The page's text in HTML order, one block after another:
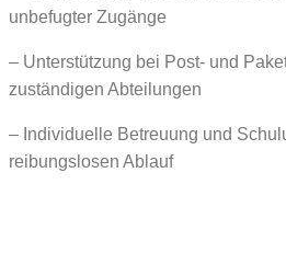
unbefugter Zugänge
– Unterstützung bei Post- und
zuständigen Abteilungen
– Individuelle Betreuung und
reibungslosen Ablauf